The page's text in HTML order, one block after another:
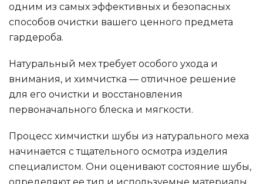
одним из самых эффективных и безопасных
способов очистки вашего ценного предмета
гардероба.
Натуральный мех требует особого ухода и
внимания, и химчистка — отличное решение
для его очистки и восстановления
первоначального блеска и мягкости.
Процесс химчистки шубы из натурального меха
начинается с тщательного осмотра изделия
специалистом. Они оценивают состояние шубы,